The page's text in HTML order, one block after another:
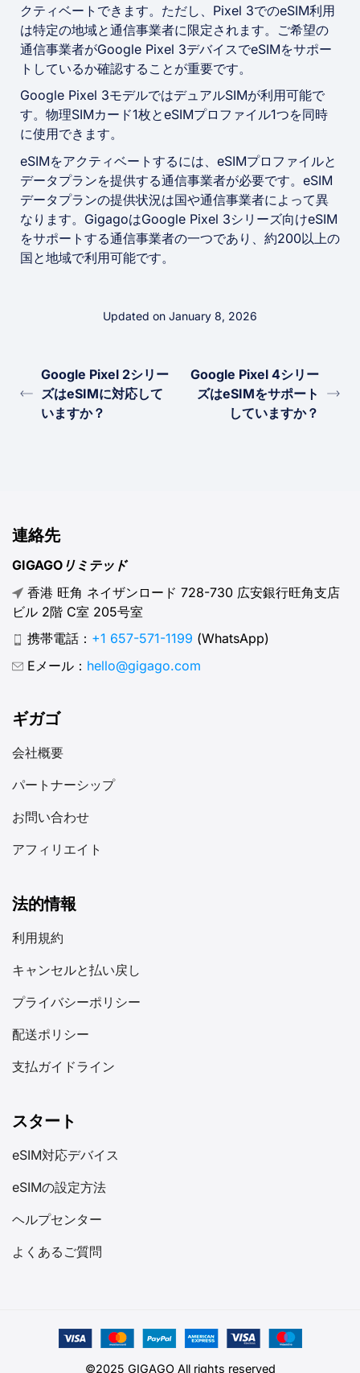
クティベートできます。ただし、Pixel 3でのeSIM利用
は特定の地域と通信事業者に限定されます。ご希望の
通信事業者がGoogle Pixel 3デバイスでeSIMをサポー
トしているか確認することが重要です。
Google Pixel 3モデルではデュアルSIMが利用可能で
す。物理SIMカード1枚とeSIMプロファイル1つを同時
に使用できます。
eSIMをアクティベートするには、eSIMプロファイルと
データプランを提供する通信事業者が必要です。eSIM
データプランの提供状況は国や通信事業者によって異
なります。GigagoはGoogle Pixel 3シリーズ向けeSIM
をサポートする通信事業者の一つであり、約200以上の
国と地域で利用可能です。
Updated on January 8, 2026
Google Pixel 2シリー
ズはeSIMに対応して
いますか？
Google Pixel 4シリー
ズはeSIMをサポート
していますか？
連絡先
GIGAGOリミテッド
香港 旺角 ネイザンロード 728-730 広安銀行旺角支店
ビル 2階 C室 205号室
携帯電話： +1 657-571-1199 (WhatsApp)
Eメール： hello@gigago.com
ギガゴ
会社概要
パートナーシップ
お問い合わせ
アフィリエイト
法的情報
利用規約
キャンセルと払い戻し
プライバシーポリシー
配送ポリシー
支払ガイドライン
スタート
eSIM対応デバイス
eSIMの設定方法
ヘルプセンター
よくあるご質問
©2025 GIGAGO All rights reserved